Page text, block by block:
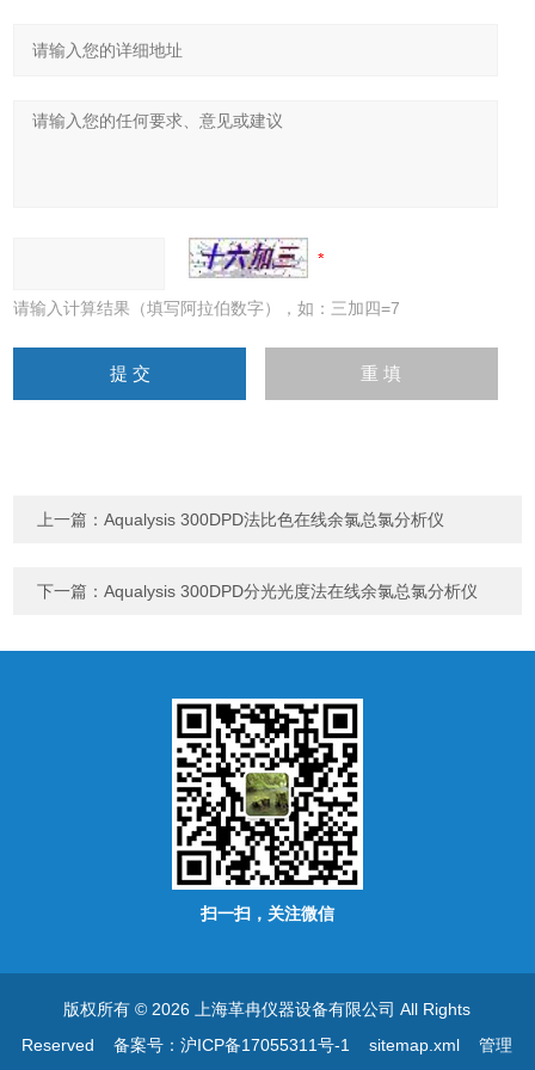
请输入计算结果（填写阿拉伯数字），如：三加四=7
上一篇：Aqualysis 300DPD法比色在线余氯总氯分析仪
下一篇：Aqualysis 300DPD分光光度法在线余氯总氯分析仪
扫一扫，关注微信
版权所有 © 2026 上海革冉仪器设备有限公司 All Rights
Reserved备案号：沪ICP备17055311号-1 sitemap.xml 管理